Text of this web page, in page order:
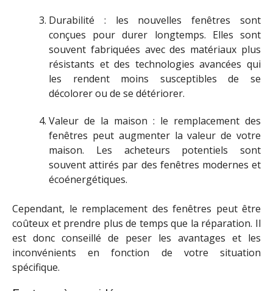
Durabilité : les nouvelles fenêtres sont
conçues pour durer longtemps. Elles sont
souvent fabriquées avec des matériaux plus
résistants et des technologies avancées qui
les rendent moins susceptibles de se
décolorer ou de se détériorer.
Valeur de la maison : le remplacement des
fenêtres peut augmenter la valeur de votre
maison. Les acheteurs potentiels sont
souvent attirés par des fenêtres modernes et
écoénergétiques.
Cependant, le remplacement des fenêtres peut être
coûteux et prendre plus de temps que la réparation. Il
est donc conseillé de peser les avantages et les
inconvénients en fonction de votre situation
spécifique.